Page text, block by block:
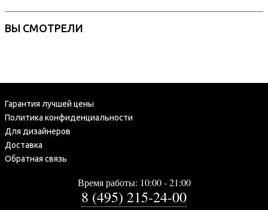
ВЫ СМОТРЕЛИ
Гарантия лучшей цены
Политика конфиденциальности
Для дизайнеров
Доставка
Обратная связь
Время работы: 10:00 - 21:00
8 (495) 215-24-00